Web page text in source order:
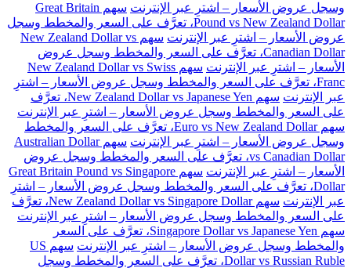
وسجل عروض الأسعار – اشترِ عبر الإنترنت
سهم Great Britain
Pound vs New Zealand Dollar، تعرَّف على السعر والمخطط وسجل
عروض الأسعار – اشترِ عبر الإنترنت
سهم New Zealand Dollar vs
Canadian Dollar، تعرَّف على السعر والمخطط وسجل عروض
الأسعار – اشترِ عبر الإنترنت
سهم New Zealand Dollar vs Swiss
Franc، تعرَّف على السعر والمخطط وسجل عروض الأسعار – اشترِ
عبر الإنترنت
سهم New Zealand Dollar vs Japanese Yen، تعرَّف
على السعر والمخطط وسجل عروض الأسعار – اشترِ عبر الإنترنت
سهم Euro vs New Zealand Dollar، تعرَّف على السعر والمخطط
وسجل عروض الأسعار – اشترِ عبر الإنترنت
سهم Australian Dollar
vs Canadian Dollar، تعرَّف على السعر والمخطط وسجل عروض
الأسعار – اشترِ عبر الإنترنت
سهم Great Britain Pound vs Singapore
Dollar، تعرَّف على السعر والمخطط وسجل عروض الأسعار – اشترِ
عبر الإنترنت
سهم New Zealand Dollar vs Singapore Dollar، تعرَّف
على السعر والمخطط وسجل عروض الأسعار – اشترِ عبر الإنترنت
سهم Singapore Dollar vs Japanese Yen، تعرَّف على السعر
والمخطط وسجل عروض الأسعار – اشترِ عبر الإنترنت
سهم US
Dollar vs Russian Ruble، تعرَّف على السعر والمخطط وسجل